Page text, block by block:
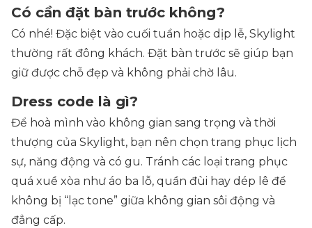
Có cần đặt bàn trước không?
Có nhé! Đặc biệt vào cuối tuần hoặc dịp lễ, Skylight
thường rất đông khách. Đặt bàn trước sẽ giúp bạn
giữ được chỗ đẹp và không phải chờ lâu.
Dress code là gì?
Để hoà mình vào không gian sang trọng và thời
thượng của Skylight, bạn nên chọn trang phục lịch
sự, năng động và có gu. Tránh các loại trang phục
quá xuề xòa như áo ba lỗ, quần đùi hay dép lê để
không bị “lạc tone” giữa không gian sôi động và
đẳng cấp.